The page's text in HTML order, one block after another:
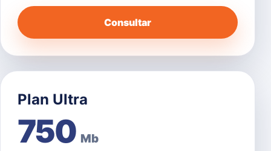
Consultar
Plan Ultra
750 Mb